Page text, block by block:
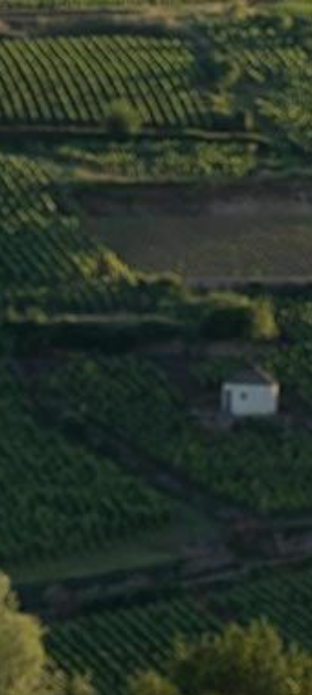
Menu
CONTACT
La Compagnie des Vins d’Autrefois
Afficher une carte plus grande
Votre nom